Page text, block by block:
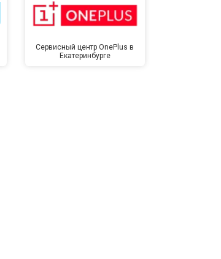
Сервисный центр OnePlus в
Екатеринбурге